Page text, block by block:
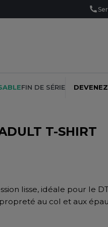
SPORT
SO DENIM
SPIRO
FIN DE SÉRIE
T-SHIRT
au col et aux